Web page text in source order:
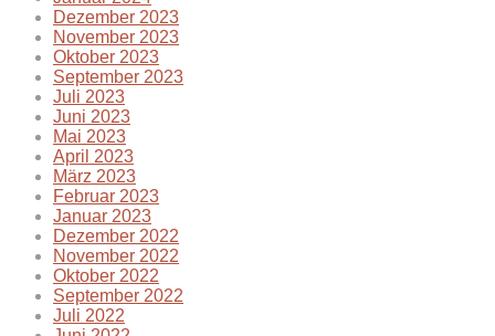
Dezember 2023
November 2023
Oktober 2023
September 2023
Juli 2023
Juni 2023
Mai 2023
April 2023
März 2023
Februar 2023
Januar 2023
Dezember 2022
November 2022
Oktober 2022
September 2022
Juli 2022